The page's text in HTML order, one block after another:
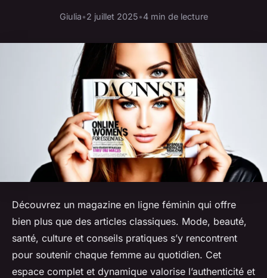
Giulia•2 juillet 2025•4 min de lecture
Découvrez un magazine en ligne féminin qui offre
bien plus que des articles classiques. Mode, beauté,
santé, culture et conseils pratiques s’y rencontrent
pour soutenir chaque femme au quotidien. Cet
espace complet et dynamique valorise l’authenticité et